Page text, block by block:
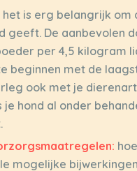
het is erg belangrijk om
geeft. De aanbevolen
per 4,5 kilogram
beginnen met de
ook met je
hond al onder
mogelijke